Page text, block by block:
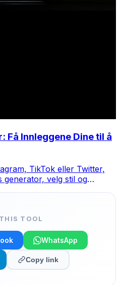
Få Innleggene Dine til å
TikTok eller Twitter,
generator, velg stil og
TOOL
WhatsApp
Copy link